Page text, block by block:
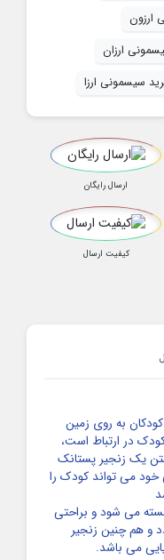
ارزون
ارزان
سیسمونی ارزا
ارسال رایگان
کیفیت ارسال
به روی زمین
در ارتباط است،
یک زنجیر پستانک
خود می تواند کودک را
می شود و براحتی
و هم چنین زنجیر
می باشد.